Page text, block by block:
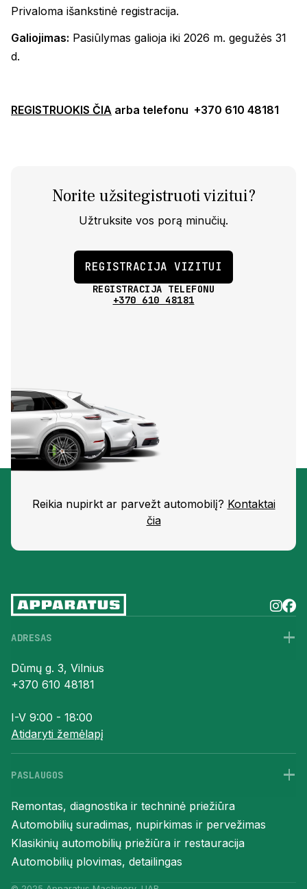
Privaloma išankstinė registracija.
Galiojimas: Pasiūlymas galioja iki 2026 m. gegužės 31
d.
REGISTRUOKIS ČIA arba telefonu +370 610 48181
Norite užsitegistruoti vizitui?
Užtruksite vos porą minučių.
REGISTRACIJA VIZITUI
REGISTRACIJA TELEFONU
+370 610 48181
Reikia nupirkt ar parvežt automobilį? Kontaktai
čia
ADRESAS +
–
Dūmų g. 3, Vilnius
+370 610 48181
I-V 9:00 - 18:00
Atidaryti žemėlapį
PASLAUGOS +
–
Remontas, diagnostika ir techninė priežiūra
Automobilių suradimas, nupirkimas ir pervežimas
Klasikinių automobilių priežiūra ir restauracija
Automobilių plovimas, detailingas
